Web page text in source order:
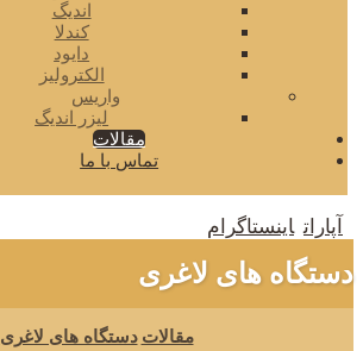
اندیگ
کندلا
دایود
الکترولیز
واریس
لیزر اندیگ
مقالات
تماس با ما
آپارات اینستاگرام
دستگاه های لاغری
مقالات دستگاه های لاغری